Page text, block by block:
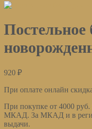
Постельное
920 ₽
При оплате онлайн
При покупке от 4000 руб.
МКАД. За МКАД и в
выдачи.